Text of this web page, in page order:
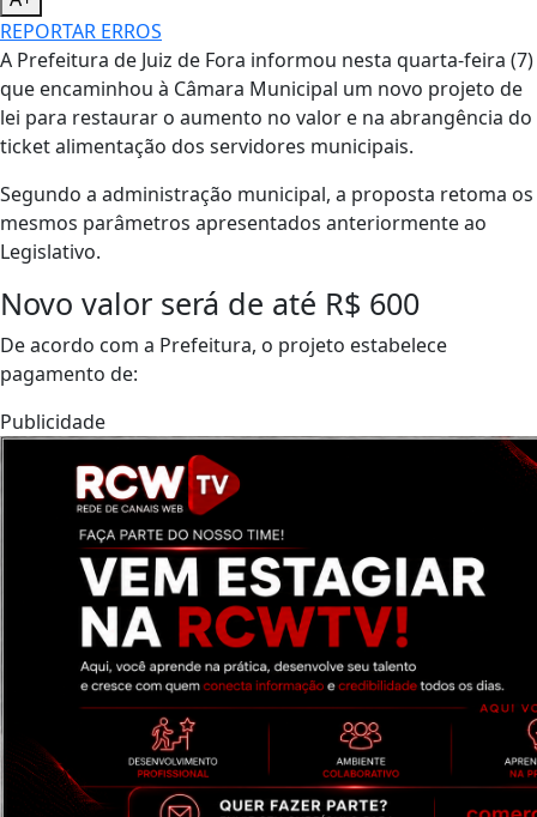
REPORTAR ERROS
A Prefeitura de Juiz de Fora informou nesta quarta-feira (7)
que encaminhou à Câmara Municipal um novo projeto de
lei para restaurar o aumento no valor e na abrangência do
ticket alimentação dos servidores municipais.
Segundo a administração municipal, a proposta retoma os
mesmos parâmetros apresentados anteriormente ao
Legislativo.
Novo valor será de até R$ 600
De acordo com a Prefeitura, o projeto estabelece
pagamento de:
Publicidade